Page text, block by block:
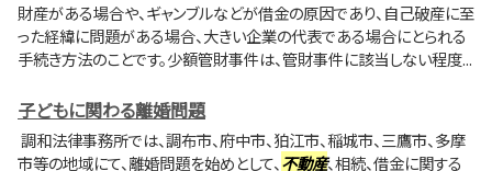
財産がある場合や、ギャンブルなどが借金の原因であり、自己破産に至
った経緯に問題がある場合、大きい企業の代表である場合にとられる
手続き方法のことです。少額管財事件は、管財事件に該当しない程度...
子どもに関わる離婚問題
調和法律事務所では、調布市、府中市、狛江市、稲城市、三鷹市、多摩
市等の地域にて、離婚問題を始めとして、不動産、相続、借金に関する